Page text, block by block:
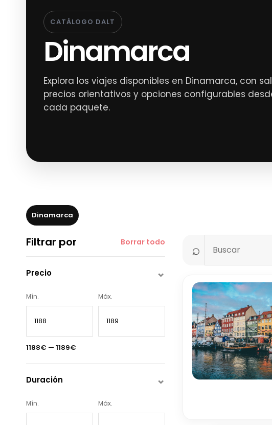
CATÁLOGO DALT
Dinamarca
Explora los viajes disponibles en Dinamarca, con
precios orientativos y opciones configurables
cada paquete.
Dinamarca
Filtrar por Borrar todo
Precio
Mín. Máx.
1188€ — 1189€
Duración
Mín. Máx.